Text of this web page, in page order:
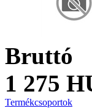
Bruttó
1 275
Termékcsoportok